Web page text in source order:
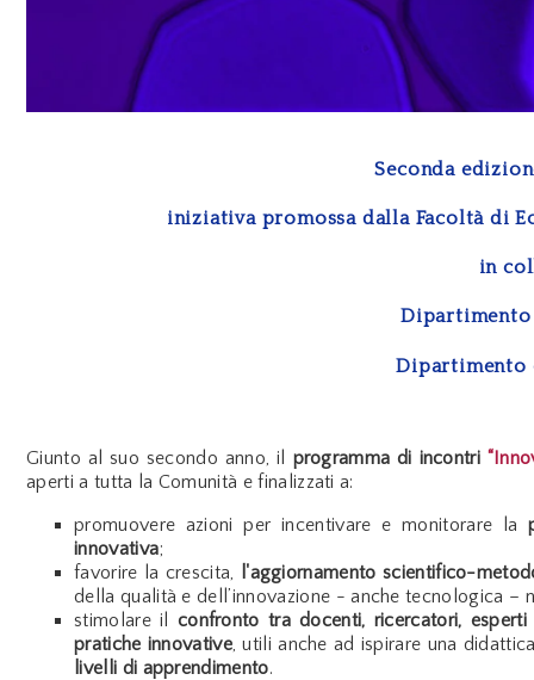
Seconda
iniziativa promossa dalla Facoltà di
in
Dipartimento
Dipartimento
Giunto al suo secondo anno, il programma di incontri
aperti a tutta la Comunità e finalizzati a:
promuovere azioni per incentivare e monitorare la
innovativa;
favorire la crescita,
l'aggiornamento scientifico-
della qualità e dell’innovazione - anche tecnologica –
stimolare il confronto tra docenti, ricercatori, esperti
pratiche innovative, utili anche ad ispirare una
livelli di apprendimento.